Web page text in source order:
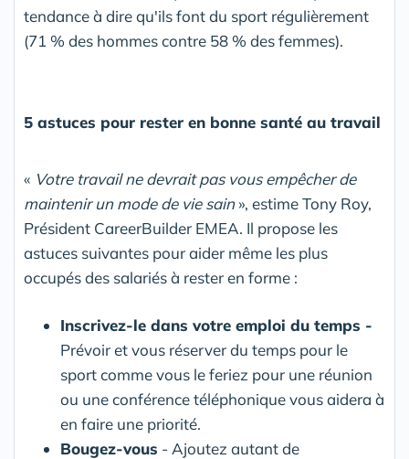
tendance à dire qu'ils font du sport régulièrement
(71 % des hommes contre 58 % des femmes).
5 astuces pour rester en bonne santé au travail
« Votre travail ne devrait pas vous empêcher de
maintenir un mode de vie sain», estime Tony Roy,
Président CareerBuilder EMEA. Il propose les
astuces suivantes pour aider même les plus
occupés des salariés à rester en forme :
Inscrivez-le dans votre emploi du temps -
Prévoir et vous réserver du temps pour le
sport comme vous le feriez pour une réunion
ou une conférence téléphonique vous aidera à
en faire une priorité.
Bougez-vous - Ajoutez autant de